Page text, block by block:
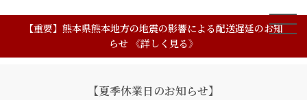
【重要】熊本県熊本地方の地震の影響による配送遅延のお知
らせ 《詳しく見る》
【夏季休業日のお知らせ】